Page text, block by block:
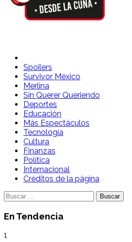
Spoilers Desde la Cuna
Sitio con información sobre series,
Spoilers
Survivor México
Merlina
Sin Querer Queriendo
Deportes
Educación
Más Espectáculos
Tecnología
Cultura
Finanzas
Política
Internacional
Créditos de la página
Buscar:
En Tendencia
1